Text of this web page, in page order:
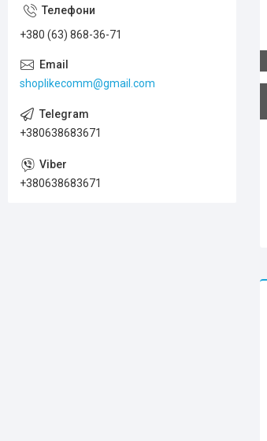
+380 (63) 868-36-71
shoplikecomm@gmail.com
+380638683671
+380638683671